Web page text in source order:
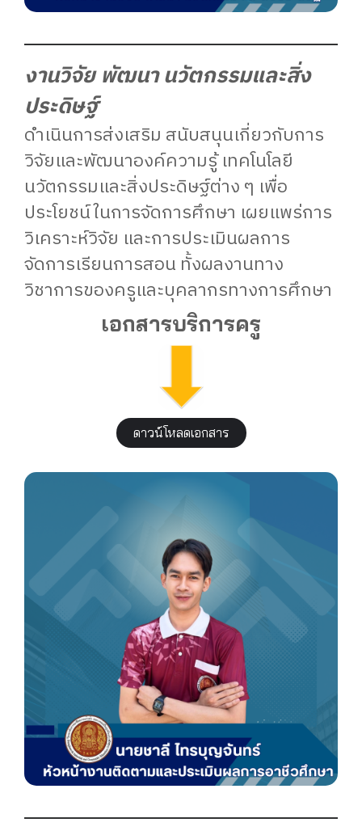
งานวิจัย พัฒนา นวัตกรรมและสิ่ง
ประดิษฐ์
ดำเนินการส่งเสริม สนับสนุนเกี่ยวกับการ
วิจัยและพัฒนาองค์ความรู้ เทคโนโลยี
นวัตกรรมและสิ่งประดิษฐ์ต่าง ๆ เพื่อ
ประโยชน์ในการจัดการศึกษา เผยแพร่การ
วิเคราะห์วิจัย และการประเมินผลการ
จัดการเรียนการสอน ทั้งผลงานทาง
วิชาการของครูและบุคลากรทางการศึกษา
เอกสารบริการครู
ดาวน์โหลดเอกสาร